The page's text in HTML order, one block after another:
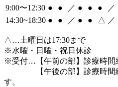
9:00〜12:30 ● ● ／ ● ● ●
／
14:30~18:30 ● ● ／ ● ● △ ／
△…土曜日は17:30まで
※水曜・日曜・祝日休診
※受付…【午前の部】診療時間
【午後の部】診療時間終
す。